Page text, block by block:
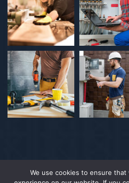
We use cookies to ensure